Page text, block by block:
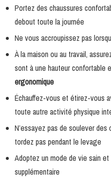
Portez des chaussures
debout toute la journée
Ne vous accroupissez pas
À la maison ou au travail,
sont à une hauteur confortable
ergonomique
Échauffez-vous et étirez-vous
toute autre activité physique
N’essayez pas de soulever
tordez pas pendant le levage
Adoptez un mode de vie sain
supplémentaire